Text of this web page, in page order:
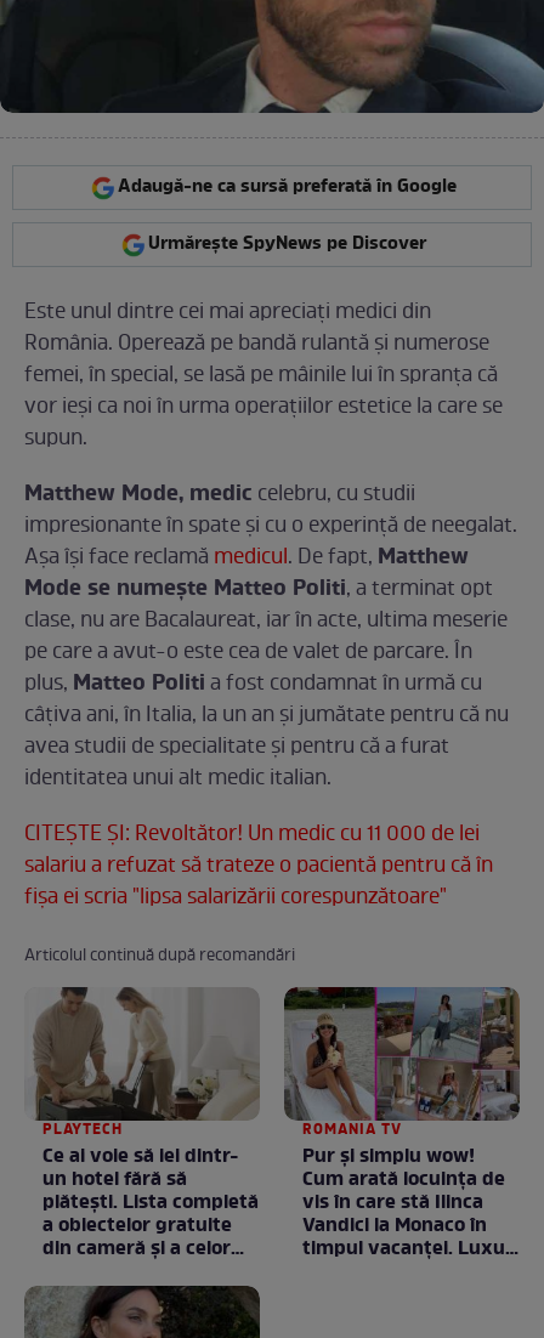
Adaugă-ne ca sursă preferată în Google
Urmărește SpyNews pe Discover
Este unul dintre cei mai apreciaţi medici din
România. Operează pe bandă rulantă şi numerose
femei, în special, se lasă pe mâinile lui în spranţa că
vor ieşi ca noi în urma operaţiilor estetice la care se
supun.
Matthew Mode, medic celebru, cu studii
impresionante în spate şi cu o experinţă de neegalat.
Aşa îşi face reclamă medicul. De fapt, Matthew
Mode se numeşte Matteo Politi, a terminat opt
clase, nu are Bacalaureat, iar în acte, ultima meserie
pe care a avut-o este cea de valet de parcare. În
plus, Matteo Politia fost condamnat în urmă cu
câţiva ani, în Italia, la un an şi jumătate pentru că nu
avea studii de specialitate şi pentru că a furat
identitatea unui alt medic italian.
CITEŞTE ŞI: Revoltător! Un medic cu 11 000 de lei
salariu a refuzat să trateze o pacientă pentru că în
fişa ei scria "lipsa salarizării corespunzătoare"
Articolul continuă după recomandări
PLAYTECH
Ce ai voie să iei dintr-
un hotel fără să
plătești. Lista completă
a obiectelor gratuite
din cameră și a celor
proprietatea unității
ROMANIA TV
Pur și simplu wow!
Cum arată locuința de
vis în care stă Ilinca
Vandici la Monaco în
timpul vacanței. Luxul